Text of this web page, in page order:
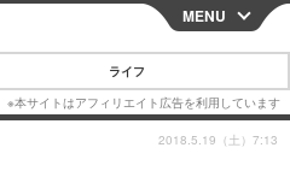
CLOSE
MENU
ライフ
2018.5.19（土）7:13